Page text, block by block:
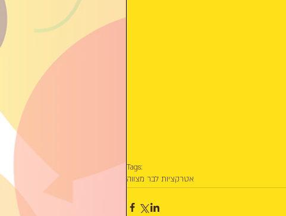
Tags:
אטרקציות לבר מצווה